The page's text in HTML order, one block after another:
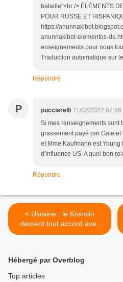
bataille"<br /> ÉLÉMENTS
POUR RUSSE ET
https://
anunnakibot-elementos-
enseignements pour nous
Traduction automatique sur
Répondre
P pucciarelli 11/02/2022 07:58
Si mes renseignements sont
grassement payé par Gate
et Mme Kaufmann est
d'influence US. A quoi bon
Répondre
< Ukraine : le Kremlin
dément tout accord avec
Paris, qui n'est pas
Hébergé par Overblog
Top articles